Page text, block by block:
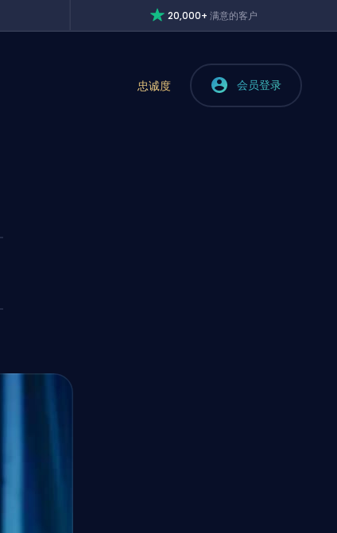
20,000+满意的客户
忠诚度 会员登录